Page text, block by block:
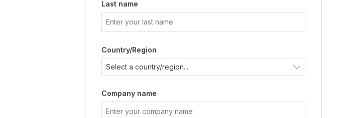
Last name
Country/Region
Company name